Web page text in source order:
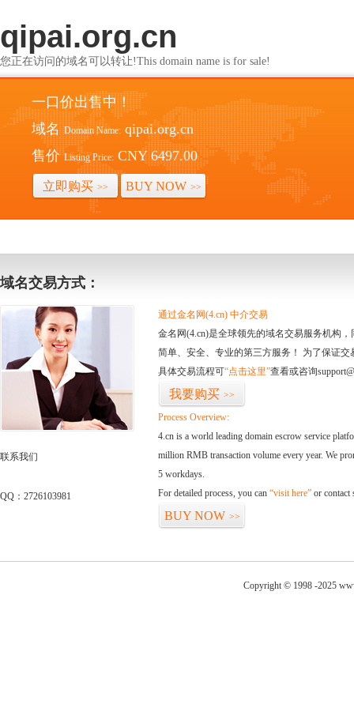
qipai.org.cn
您正在访问的域名可以转让!This domain name is for sale!
一口价出售中！
域名 Domain Name: qipai.org.cn
售价 Listing Price: CNY 6497.00
立即购买 >> BUY NOW >>
域名交易方式：
联系我们
QQ：2726103981
通过金名网(4.cn) 中介交易
金名网(4.cn)是全球领先的域名交易服务机构
简单、安全、专业的第三方服务！ 为了保证
具体交易流程可“点击这里”查看或咨询
我要购买 >>
Process Overview:
4.cn is a world leading domain escrow service
million RMB transaction volume every year. We
5 workdays.
For detailed process, you can “visit here” or contact
BUY NOW >>
Copyright © 1998 -2025